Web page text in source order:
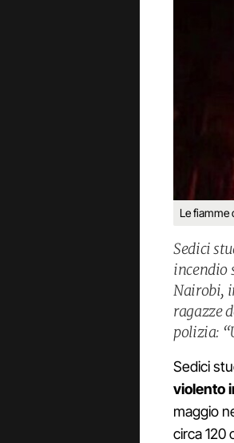
Le fiamme
Sedici
incendio
Nairobi,
ragazze
polizia:
Sedici
violento
maggio
circa 120